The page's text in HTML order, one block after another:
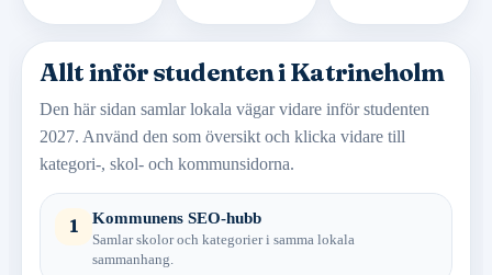
Allt inför studenten i Katrineholm
Den här sidan samlar lokala vägar vidare inför studenten
2027. Använd den som översikt och klicka vidare till
kategori-, skol- och kommunsidorna.
1 Kommunens SEO-hubb
Samlar skolor och kategorier i samma lokala
sammanhang.